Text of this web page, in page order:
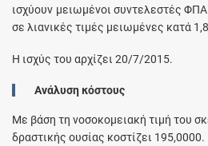
ισχύουν μειωμένοι συντελεστές
σε λιανικές τιμές μειωμένες κατά
Η ισχύς του αρχίζει 20/7/2015.
Ανάλυση κόστους
Με βάση τη νοσοκομειακή τιμή του
δραστικής ουσίας κοστίζει 195,0000.